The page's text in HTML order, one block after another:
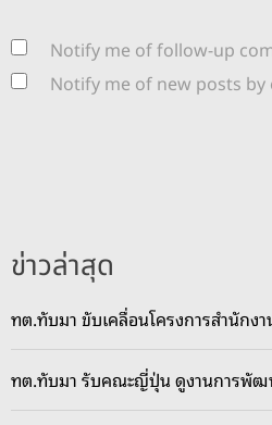
Notify me of follow-up
Notify me of new posts by
ข่าวล่าสุด
ทต.ทับมา ขับเคลื่อนโครงการสำนักงา
ทต.ทับมา รับคณะญี่ปุ่น ดูงานการพั